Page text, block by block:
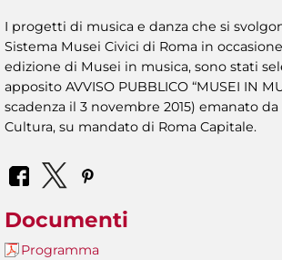
I progetti di musica e danza che si
Sistema Musei Civici di Roma in
edizione di Musei in musica, sono stati
apposito AVVISO PUBBLICO “MUSEI IN
scadenza il 3 novembre 2015) emanato
Cultura, su mandato di Roma Capitale.
Documenti
Programma